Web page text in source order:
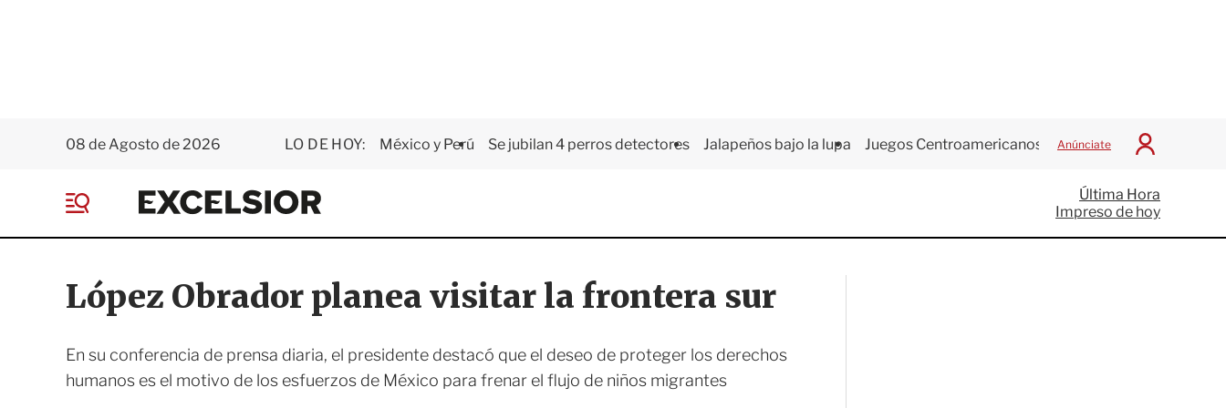
08 de Agosto de 2026 LO DE HOY: México y Perú Se jubilan 4 perros detectores Jalapeños bajo la lupa Juegos Centroamericanos Anúnciate
I
c
i
a
E
x
e
i
o
e
Última Hora
Impreso de hoy
López Obrador planea visitar la frontera sur
En su conferencia de prensa diaria, el presidente destacó que el deseo de proteger los derechos
humanos es el motivo de los esfuerzos de México para frenar el flujo de niños migrantes